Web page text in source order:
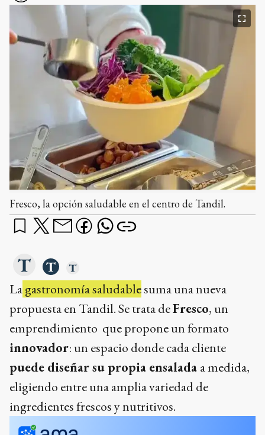
Fresco, la opción saludable en el centro de Tandil.
Lagastronomía saludablesuma una nueva
propuesta en Tandil. Se trata deFresco, un
emprendimiento que propone un formato
innovador: un espacio donde cada cliente
puede diseñar su propia ensalada a medida,
eligiendo entre una amplia variedad de
ingredientes frescos y nutritivos.